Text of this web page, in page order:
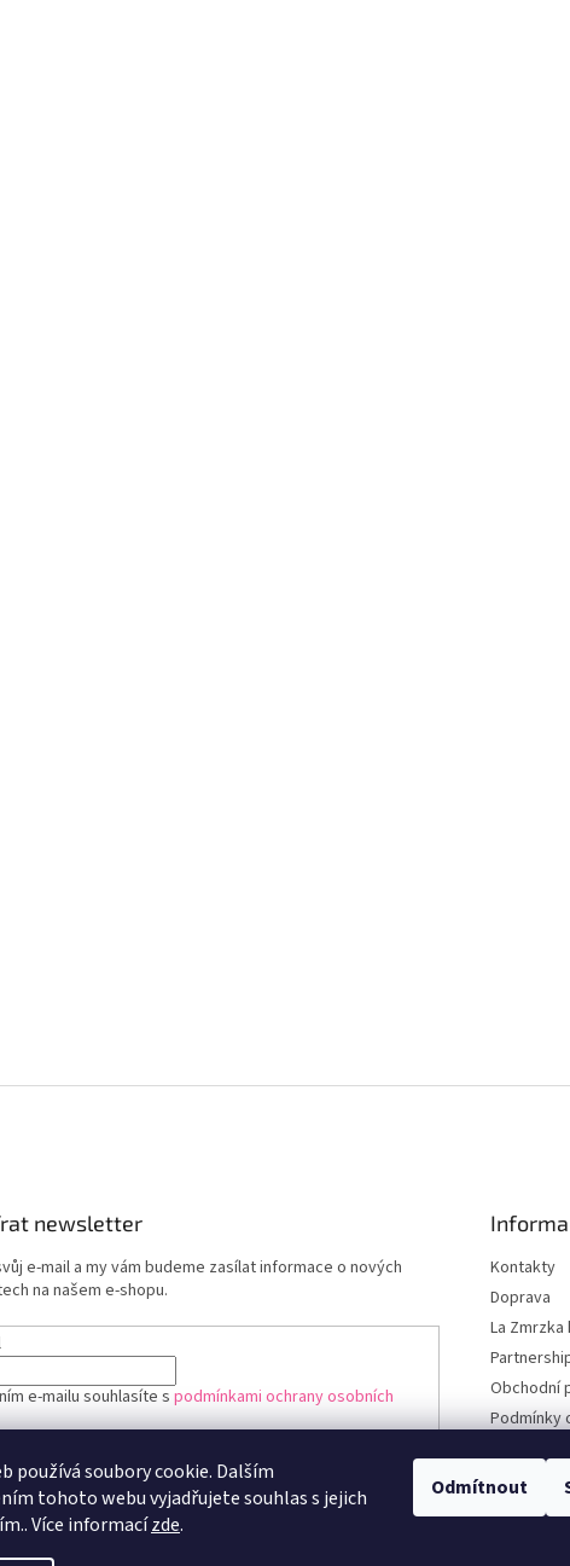
používá soubory cookie. Dalším
tohoto webu vyjadřujete souhlas s jejich
Více informacízde.
Odmítnout
newsletter
e-mail a my vám budeme zasílat informace o nových
na našem e-shopu.
e-mailu souhlasíte spodmínkami ochrany osobních
SE
Kontakty
Doprava
La Zmrzka
Obchodní
Podmínky